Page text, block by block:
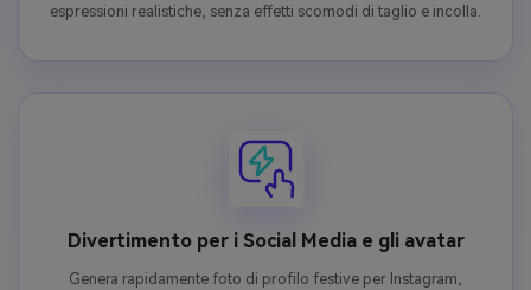
espressioni realistiche, senza effetti scomodi di taglio e incolla.
Divertimento per i Social Media e gli avatar
Genera rapidamente foto di profilo festive per Instagram,